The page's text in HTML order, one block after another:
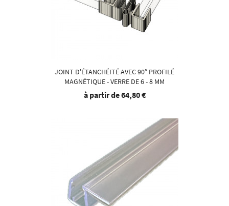
JOINT D'ÉTANCHÉITÉ AVEC 90° PROFILÉ
MAGNÉTIQUE - VERRE DE 6 - 8 MM
à partir de64,80 €